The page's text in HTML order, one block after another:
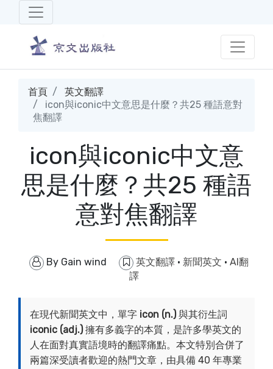
首頁
英文翻譯
icon與iconic中文意思是什麼？共25 種語意對
焦翻譯
icon與iconic中文意
思是什麼？共25 種語
意對焦翻譯
By Gain wind 英文翻譯 · 新聞英文 · AI翻
譯
在現代新聞英文中，單字 icon (n.)與其衍生詞
iconic (adj.)擁有多義字的本質，是許多學英文的
人在面對真實語境時的翻譯痛點。本文特別合併了
兩篇深受讀者歡迎的熱門文章，由具備 40 年專業